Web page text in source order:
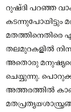
റുഷ്‌ദി പറഞ്ഞ
കടന്നുപോയിട്ടും
മതത്തിനെതിരെ
തലമുറകളിൽ
അതൊരു മനുഷ്യനെ
ചെയ്യുന്നു.
അത്തരത്തിൽ